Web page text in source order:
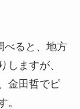
べると、地方
しますが、
金田哲でピ
。